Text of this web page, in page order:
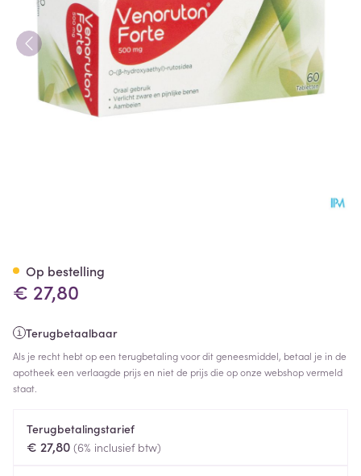
€ 27,80
Terugbetaalbaar
Als je recht hebt op een terugbetaling voor dit geneesmiddel, betaal je in de
apotheek een verlaagde prijs en niet de prijs die op onze webshop vermeld
staat.
Terugbetalingstarief
€ 27,80 (6% inclusief btw)
Op bestelling